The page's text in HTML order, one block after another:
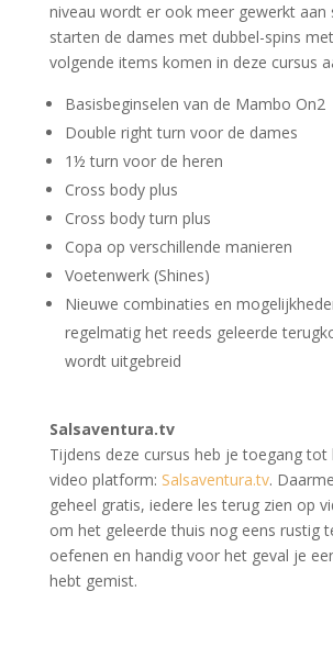
niveau wordt er ook meer gewerkt aan
starten de dames met dubbel-spins
volgende items komen in deze cursus
Basisbeginselen van de Mambo On2
Double right turn voor de dames
1½ turn voor de heren
Cross body plus
Cross body turn plus
Copa op verschillende manieren
Voetenwerk (Shines)
Nieuwe combinaties en
regelmatig het reeds geleerde
wordt uitgebreid
Salsaventura.tv
Tijdens deze cursus heb je toegang tot
video platform: Salsaventura.tv.
geheel gratis, iedere les terug zien op
om het geleerde thuis nog eens rustig
oefenen en handig voor het geval je
hebt gemist.